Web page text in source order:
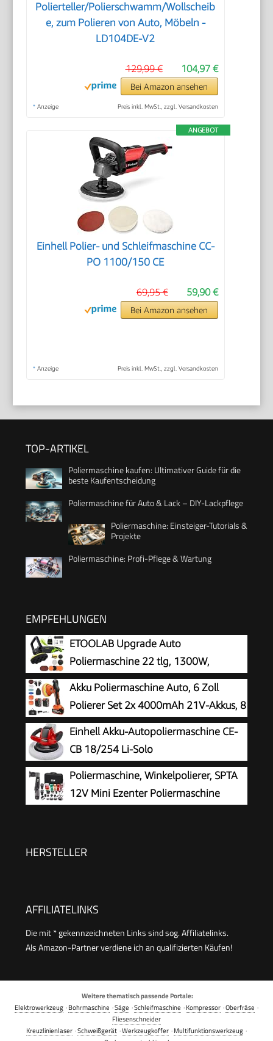
Polierteller/Polierschwamm/Wollscheib
e, zum Polieren von Auto, Möbeln -
LD104DE-V2
104,97 €
129,99 €
Bei Amazon ansehen
* Anzeige Preis inkl. MwSt., zzgl. Versandkosten
ANGEBOT
Einhell Polier- und Schleifmaschine CC-
PO 1100/150 CE
59,90 €
69,95 €
Bei Amazon ansehen
* Anzeige Preis inkl. MwSt., zzgl. Versandkosten
TOP-ARTIKEL
Poliermaschine kaufen: Ultimativer Guide für die
beste Kaufentscheidung
Poliermaschine für Auto & Lack – DIY-Lackpflege
Poliermaschine: Einsteiger-Tutorials &
Projekte
Poliermaschine: Profi-Pflege & Wartung
EMPFEHLUNGEN
ETOOLAB Upgrade Auto
Poliermaschine 22 tlg, 1300W,
Poliermaschine Set
Akku Poliermaschine Auto, 6 Zoll
Polierer Set 2x 4000mAh 21V-Akkus, 8
variablen Geschwindigkeitsstufen,
LED-Display und 18-teiligem Polier-Zubehörset
für Wachsen, Polieren und Kratzerentfernung
Einhell Akku-Autopoliermaschine CE-
CB 18/254 Li-Solo
Poliermaschine, Winkelpolierer, SPTA
12V Mini Ezenter Poliermaschine
Polieren von Auto, Möbeln - LD104DE-V2
HERSTELLER
AFFILIATELINKS
Die mit * gekennzeichneten Links sind sog. Affiliatelinks.
Als Amazon-Partner verdiene ich an qualifizierten Käufen!
Weitere thematisch passende Portale:
Elektrowerkzeug ·Bohrmaschine ·Säge ·Schleifmaschine ·Kompressor ·Oberfräse ·
Fliesenschneider
Kreuzlinienlaser ·Schweißgerät ·Werkzeugkoffer ·Multifunktionswerkzeug ·